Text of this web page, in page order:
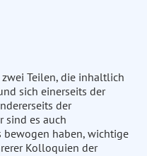
Teilen, die inhaltlich
sich einerseits der
der
sind es auch
bewogen haben, wichtige
Kolloquien der